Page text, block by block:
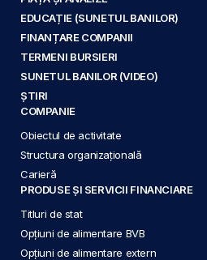
EDUCAȚIE (SUNETUL BANILOR)
FINANȚARE COMPANII
TERMENI BURSIERI
SUNETUL BANILOR (VIDEO)
ȘTIRI
COMPANIE
Obiectul de activitate
Structura organizațională
Carieră
PRODUSE ȘI SERVICII FINANCIARE
Titluri de stat
Opțiuni de alimentare BVB
Opțiuni de alimentare extern